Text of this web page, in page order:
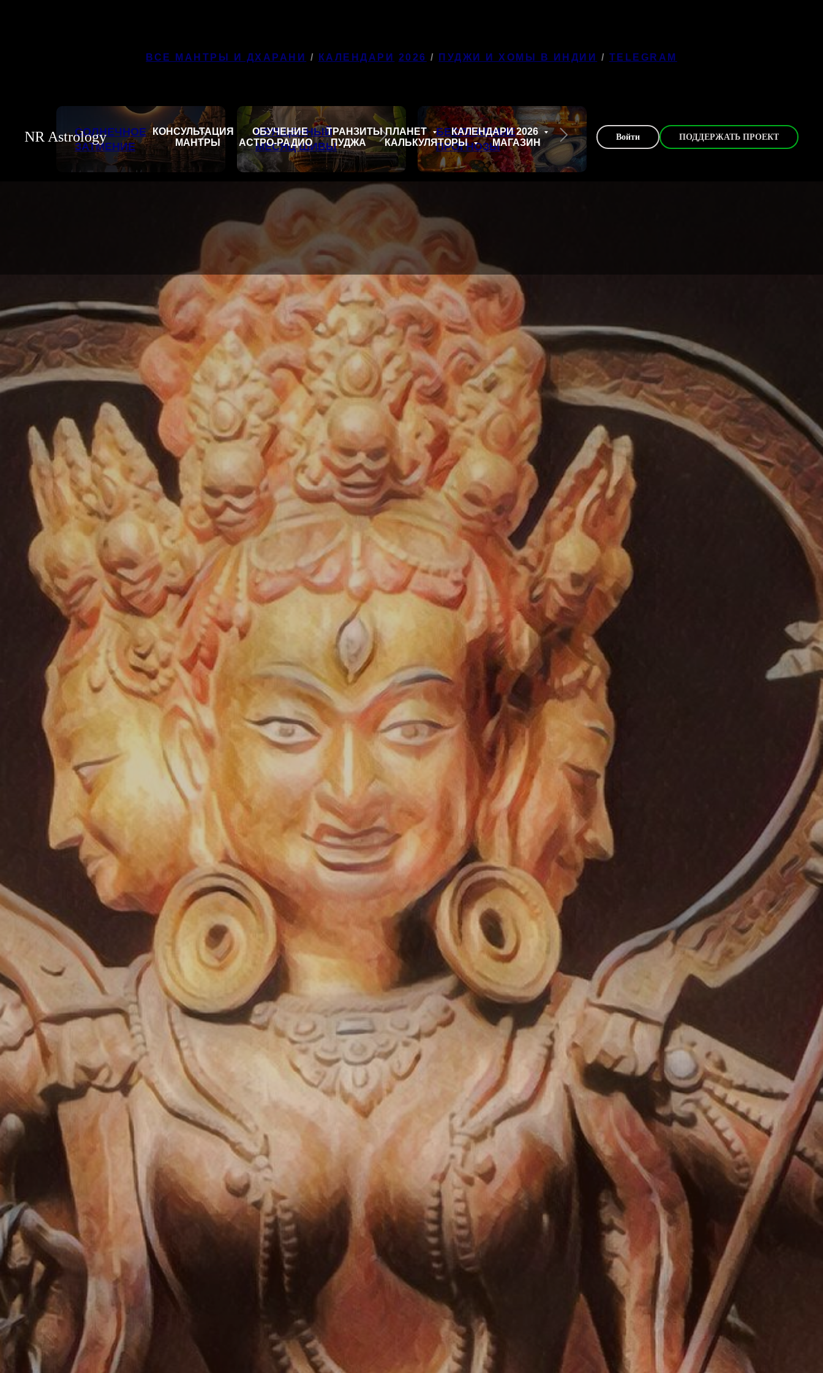
NR Astrology КОНСУЛЬТАЦИЯ ОБУЧЕНИЕ ТРАНЗИТЫ ПЛАНЕТ
КАЛЕНДАРИ 2026
МАНТРЫ
АСТРО-РАДИО ПУДЖА КАЛЬКУЛЯТОРЫ МАГАЗИН
Войти ПОДДЕРЖАТЬ ПРОЕКТ
ВСЕ МАНТРЫ И ДХАРАНИ / КАЛЕНДАРИ 2026 / ПУДЖИ И ХОМЫ В ИНДИИ / TELEGRAM
СОЛНЕЧНОЕ
ЗАТМЕНИЕ
СВЯЩЕННЫЙ
МЕСЯЦ ШИВЫ
БЕСПЛАТНЫЕ
ПРОГНОЗЫ